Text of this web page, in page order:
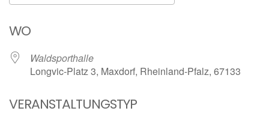
WO
Waldsporthalle
Longvic-Platz 3, Maxdorf, Rheinland-Pfalz, 67133
VERANSTALTUNGSTYP